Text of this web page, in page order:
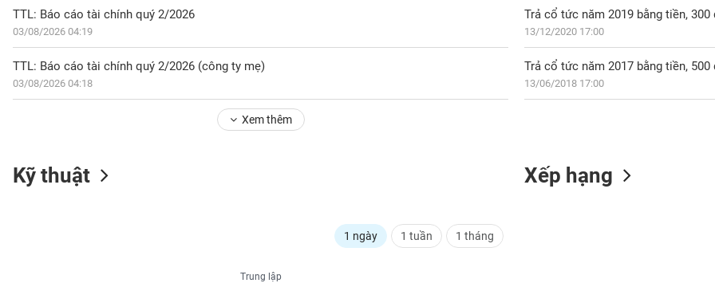
TTL: Báo cáo tài chính quý 2/2026
03/08/2026 04:19
TTL: Báo cáo tài chính quý 2/2026 (công ty mẹ)
03/08/2026 04:18
Xem thêm
Trả cổ tức năm 2019 bằng tiền, 300
13/12/2020 17:00
Trả cổ tức năm 2017 bằng tiền, 500
13/06/2018 17:00
Kỹ thuật
1 ngày 1 tuần 1 tháng
Trung lập
Xếp hạng
DOANH
NGHIỆP
CỔ
PHIẾU
SINH